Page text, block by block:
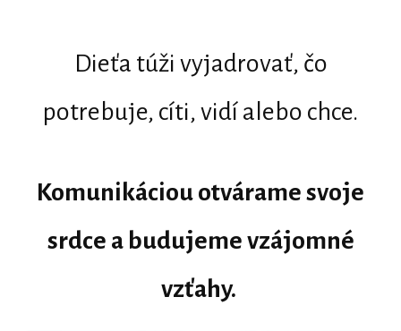
Dieťa túži vyjadrovať, čo
potrebuje, cíti, vidí alebo chce.
Komunikáciou otvárame svoje
srdce a budujeme vzájomné
vzťahy.